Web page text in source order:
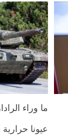
ما وراء
عيونا